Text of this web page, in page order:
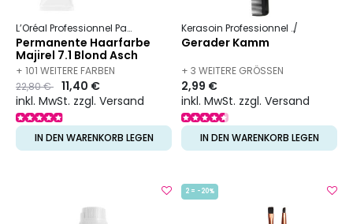
L’Oréal Professionnel Paris
Permanente Haarfarbe
Majirel 7.1 Blond Asch
+ 101 WEITERE FARBEN
VERFÜGBAR
Preis
22,80 €to11,40 €
inkl. MwSt. zzgl. Versand
IN DEN WARENKORB LEGEN
Kerasoin Professionnel
Gerader Kamm
+ 3 WEITERE GRÖSSEN V
ERFÜGBAR
2,99 €
inkl. MwSt. zzgl. Versand
IN DEN WARENKORB LEGEN
2 = -20%